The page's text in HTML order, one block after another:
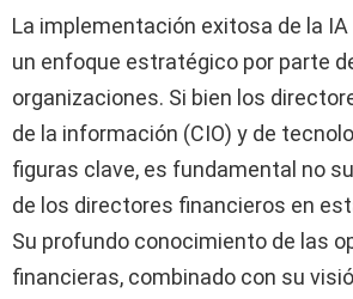
La implementación exitosa de la
un enfoque estratégico por parte
organizaciones. Si bien los
de la información (CIO) y de
figuras clave, es fundamental no
de los directores financieros en
Su profundo conocimiento de las
financieras, combinado con su